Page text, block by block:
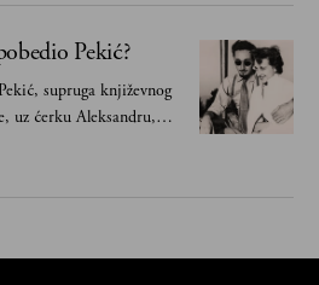
Pekić?
supruga književnog
uz ćerku Aleksandru,
pisca. Ovu priču o